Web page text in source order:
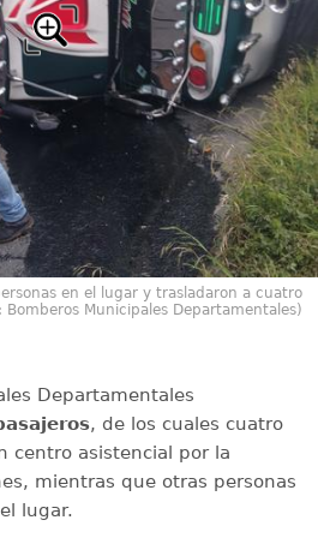
en el lugar y trasladaron a cuatro
Municipales Departamentales)
Departamentales
, de los cuales cuatro
centro asistencial por la
mientras que otras personas
lugar.